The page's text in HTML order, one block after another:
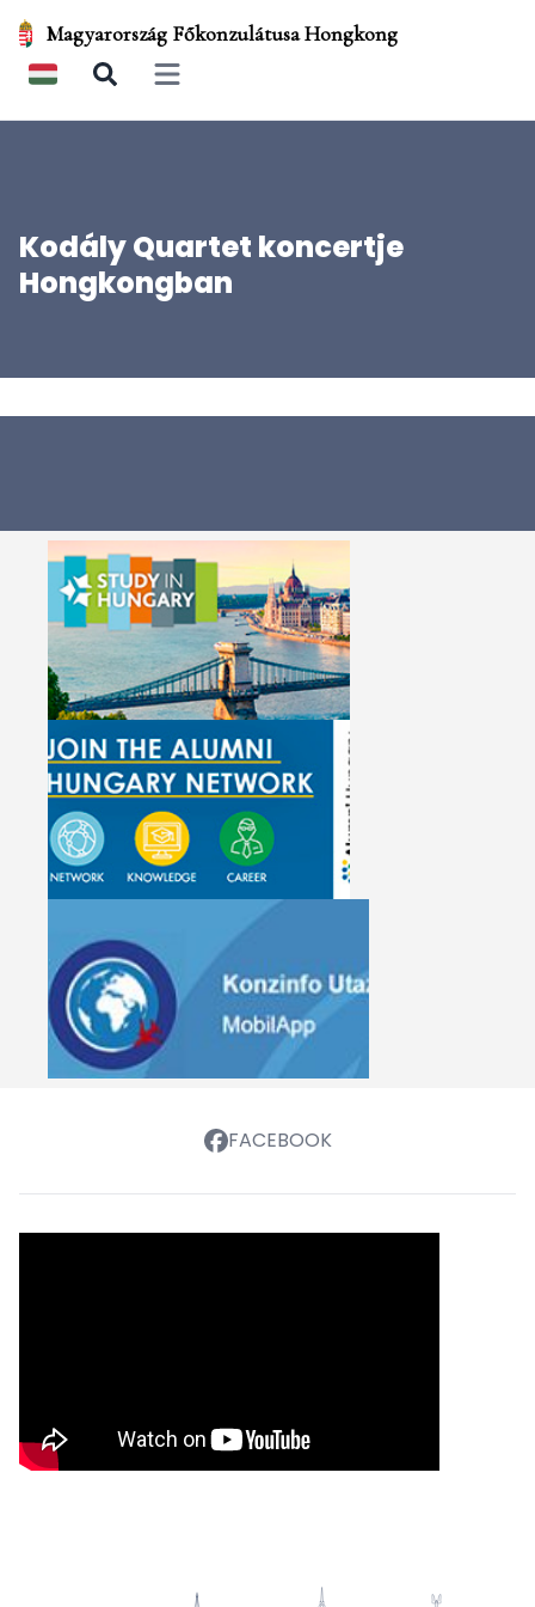
Magyarország Főkonzulátusa Hongkong
Open main menu
Kodály Quartet koncertje
Hongkongban
FACEBOOK